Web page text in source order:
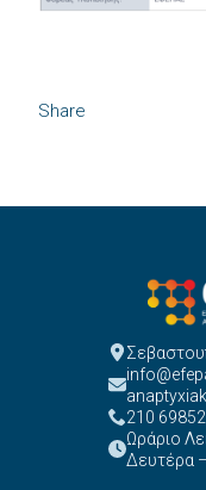
Share
210
Ωράριο
Δευτέρα